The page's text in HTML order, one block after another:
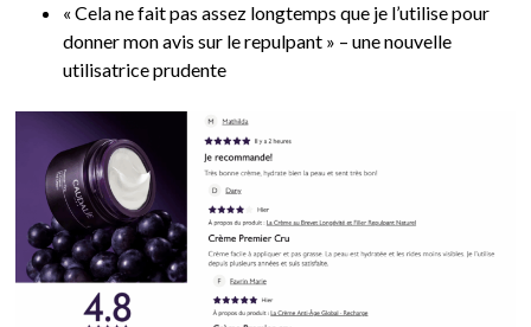
« Cela ne fait pas assez longtemps que je l’utilise pour
donner mon avis sur le repulpant » – une nouvelle
utilisatrice prudente